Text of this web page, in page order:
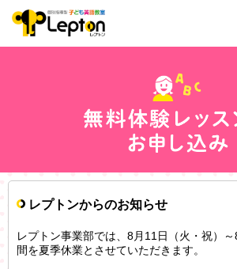
レプトンからのお知らせ
レプトン事業部では、8月11日（火・祝）
間を夏季休業とさせていただきます。